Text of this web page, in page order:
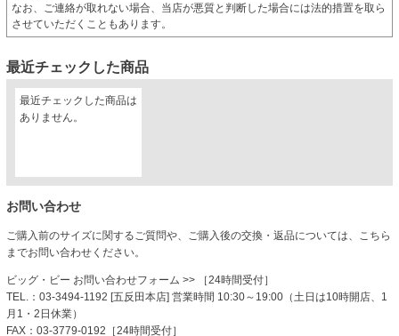
なお、ご連絡が取れない場合、当店が悪質と判断した場合には法的措置を取ら
させていただくこともあります。
最近チェックした商品
最近チェックした商品は
ありません。
お問い合わせ
ご購入前のサイズに関するご質問や、ご購入後の交換・返品については、こちら
までお問い合わせください。
ビッグ・ビー お問い合わせフォーム >> ［24時間受付］
TEL.：03-3494-1192 [五反田本店] 営業時間 10:30～19:00（土日は10時開店、1
月1・2日休業）
FAX：03-3779-0192［24時間受付］